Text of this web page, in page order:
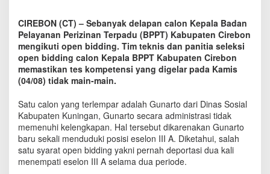
B
i
d
d
i
n
C
a
l
o
n
K
e
CIREBON (CT) – Sebanyak delapan calon Kepala Badan
Pelayanan Perizinan Terpadu (BPPT) Kabupaten Cirebon
mengikuti open bidding. Tim teknis dan panitia seleksi
open bidding calon Kepala BPPT Kabupaten Cirebon
memastikan tes kompetensi yang digelar pada Kamis
(04/08) tidak main-main.
Satu calon yang terlempar adalah Gunarto dari Dinas Sosial
Kabupaten Kuningan, Gunarto secara administrasi tidak
memenuhi kelengkapan. Hal tersebut dikarenakan Gunarto
baru sekali menduduki posisi eselon III A. Diketahui, salah
satu syarat open bidding yakni pernah deportasi dua kali
menempati eselon III A selama dua periode.